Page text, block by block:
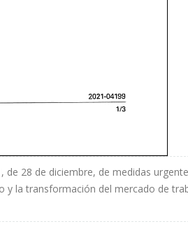
de 28 de diciembre, de medidas
y la transformación del mercado de